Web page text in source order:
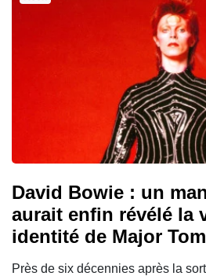
David Bowie : un
aurait enfin révélé la
identité de Major Tom
Près de six décennies après la